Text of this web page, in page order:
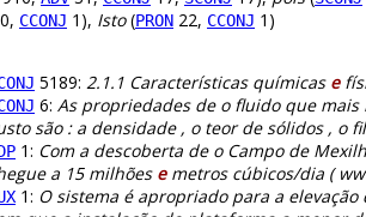
CCONJ 1), Isto(PRON 22, CCONJ 1)
5189: 2.1.1 Características químicas e
6: As propriedades de o fluido que
são : a densidade , o teor de sólidos , o
1: Com a descoberta de o Campo de
a 15 milhões emetros cúbicos/dia (
1: O sistema é apropriado para a